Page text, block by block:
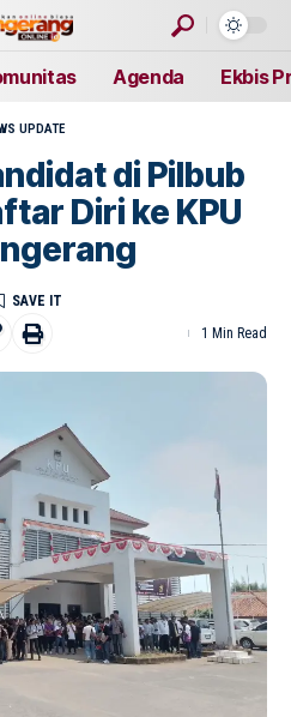
Agenda Ekbis
UPDATE
di Pilbub
Diri ke KPU
1 Min Read